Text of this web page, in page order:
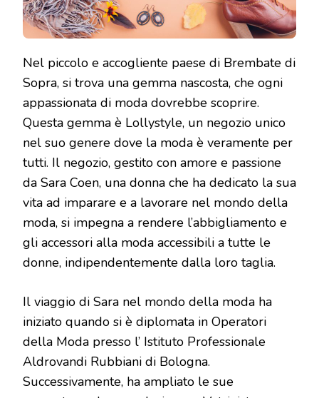
Nel piccolo e accogliente paese di Brembate di
Sopra, si trova una gemma nascosta, che ogni
appassionata di moda dovrebbe scoprire.
Questa gemma è Lollystyle, un negozio unico
nel suo genere dove la moda è veramente per
tutti. Il negozio, gestito con amore e passione
da Sara Coen, una donna che ha dedicato la sua
vita ad imparare e a lavorare nel mondo della
moda, si impegna a rendere l’abbigliamento e
gli accessori alla moda accessibili a tutte le
donne, indipendentemente dalla loro taglia.
Il viaggio di Sara nel mondo della moda ha
iniziato quando si è diplomata in Operatori
della Moda presso l’ Istituto Professionale
Aldrovandi Rubbiani di Bologna.
Successivamente, ha ampliato le sue